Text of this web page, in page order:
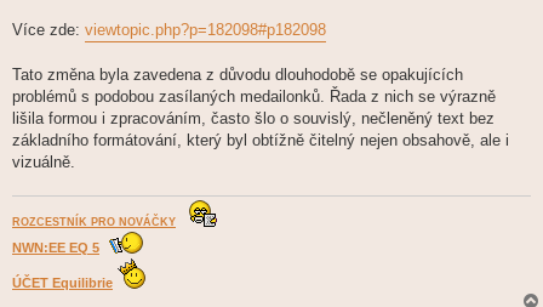
Více zde: viewtopic.php?p=182098#p182098
Tato změna byla zavedena z důvodu dlouhodobě se opakujících
problémů s podobou zasílaných medailonků. Řada z nich se výrazně
lišila formou i zpracováním, často šlo o souvislý, nečleněný text bez
základního formátování, který byl obtížně čitelný nejen obsahově, ale i
vizuálně.
ROZCESTNÍK PRO NOVÁČKY
NWN:EE EQ 5
ÚČET Equilibrie